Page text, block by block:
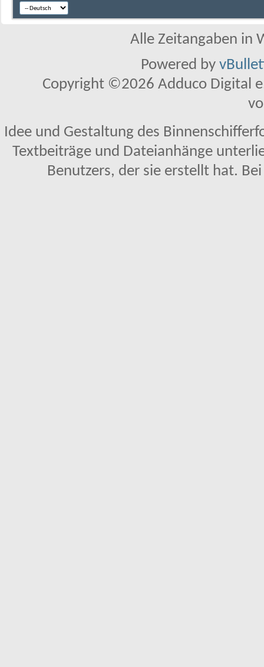
Alle Zeitangaben in
Powered by
Copyright ©2026 Adduco Digital
Idee und Gestaltung des
Textbeiträge und Dateianhänge
Benutzers, der sie erstellt hat.